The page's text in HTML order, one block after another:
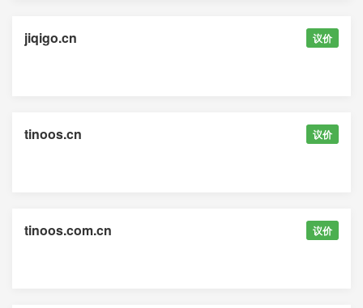
jiqigo.cn 议价
tinoos.cn 议价
tinoos.com.cn 议价